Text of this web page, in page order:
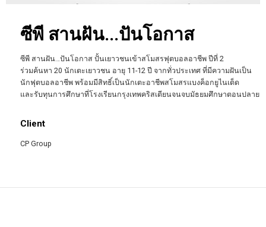
ซีพี สานฝัน...ปันโอกาส
ซีพี สานฝัน…ปันโอกาส ปั้นเยาวชนเข้าสโมสรฟุตบอลอาชีพ ปีที่ 2
ร่วมค้นหา 20 นักเตะเยาวชน อายุ 11-12 ปี จากทั่วประเทศ ที่มีความฝันเป็น
นักฟุตบอลอาชีพ พร้อมมีสิทธิ์เป็นนักเตะอาชีพสโมสรแบงค็อกยูไนเต็ด
และรับทุนการศึกษาที่โรงเรียนกรุงเทพคริสเตียนจนจบมัธยมศึกษาตอนปลาย
Client
CP Group